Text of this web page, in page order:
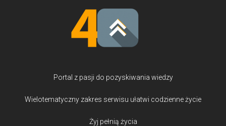
Portal z pasji do pozyskiwania wiedzy
Wielotematyczny zakres serwisu ułatwi codzienne życie
Żyj pełnią życia